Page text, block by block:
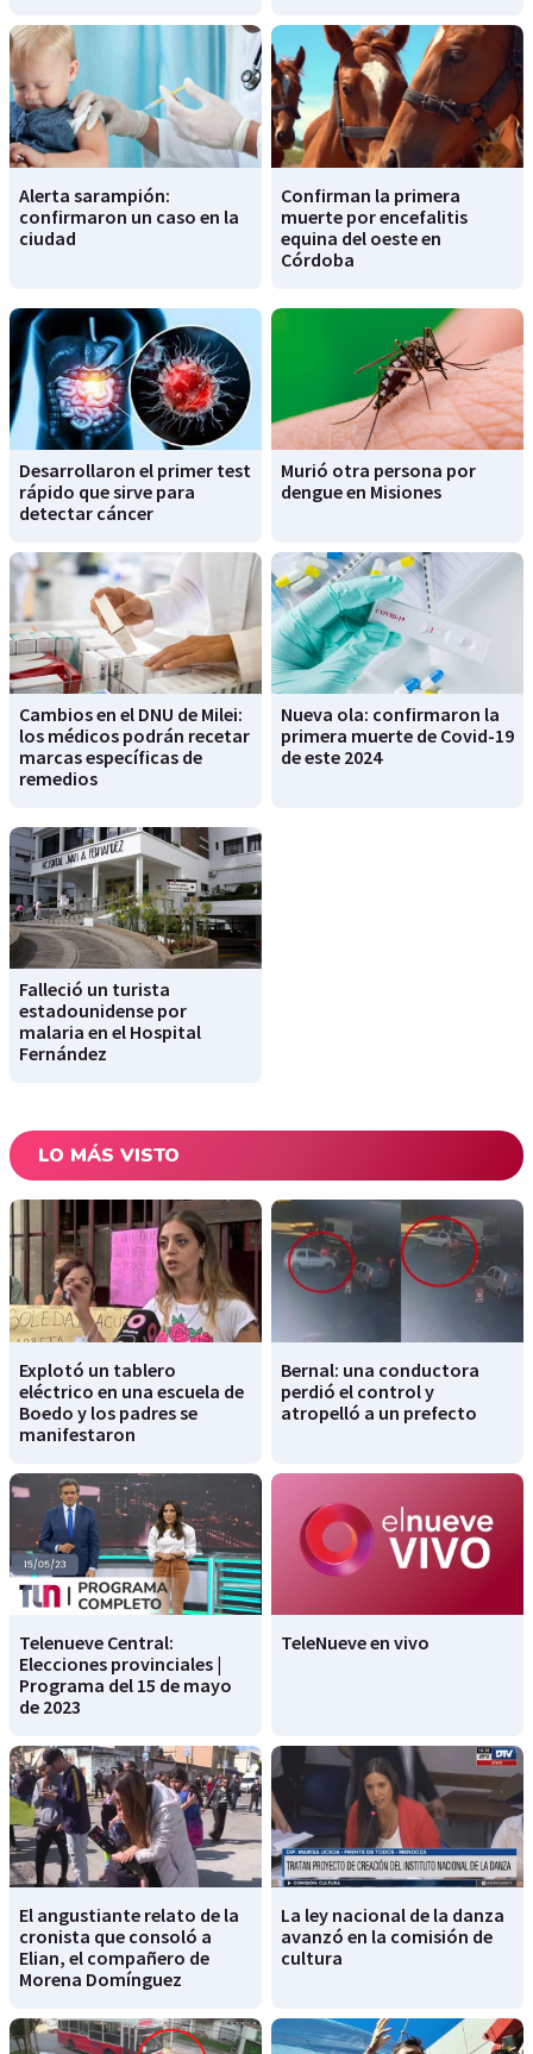
Alerta sarampión:
confirmaron un caso en la
ciudad
Confirman la primera
muerte por encefalitis
equina del oeste en
Córdoba
Desarrollaron el primer test
rápido que sirve para
detectar cáncer
Murió otra persona por
dengue en Misiones
Cambios en el DNU de Milei:
los médicos podrán recetar
marcas específicas de
remedios
Nueva ola: confirmaron la
primera muerte de Covid-19
de este 2024
Falleció un turista
estadounidense por
malaria en el Hospital
Fernández
LO MÁS VISTO
Explotó un tablero
eléctrico en una escuela de
Boedo y los padres se
manifestaron
Bernal: una conductora
perdió el control y
atropelló a un prefecto
Telenueve Central:
Elecciones provinciales |
Programa del 15 de mayo
de 2023
TeleNueve en vivo
El angustiante relato de la
cronista que consoló a
Elian, el compañero de
Morena Domínguez
La ley nacional de la danza
avanzó en la comisión de
cultura